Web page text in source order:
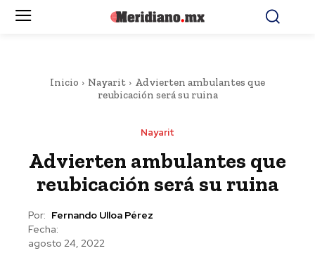
Inicio Nayarit
Advierten ambulantes que
reubicación será su ruina
Nayarit
Advierten ambulantes que
reubicación será su ruina
Por: Fernando Ulloa Pérez
Fecha:
agosto 24, 2022